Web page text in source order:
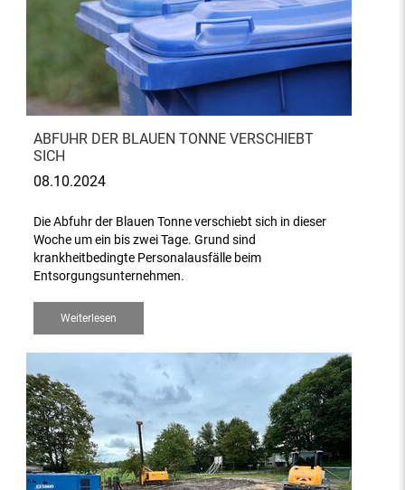
ABFUHR DER BLAUEN TONNE VERSCHIEBT
SICH
08.10.2024
Die Abfuhr der Blauen Tonne verschiebt sich in dieser
Woche um ein bis zwei Tage. Grund sind
krankheitbedingte Personalausfälle beim
Entsorgungsunternehmen.
Weiterlesen